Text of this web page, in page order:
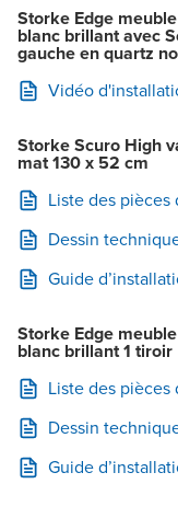
Storke Edge
blanc brillant avec
gauche en quartz
Vidéo
Storke Scuro High
mat 130 x 52 cm
Liste des pièces
Dessin
Guide
Storke Edge
blanc brillant 1 tiroir
Liste des pièces
Dessin
Guide